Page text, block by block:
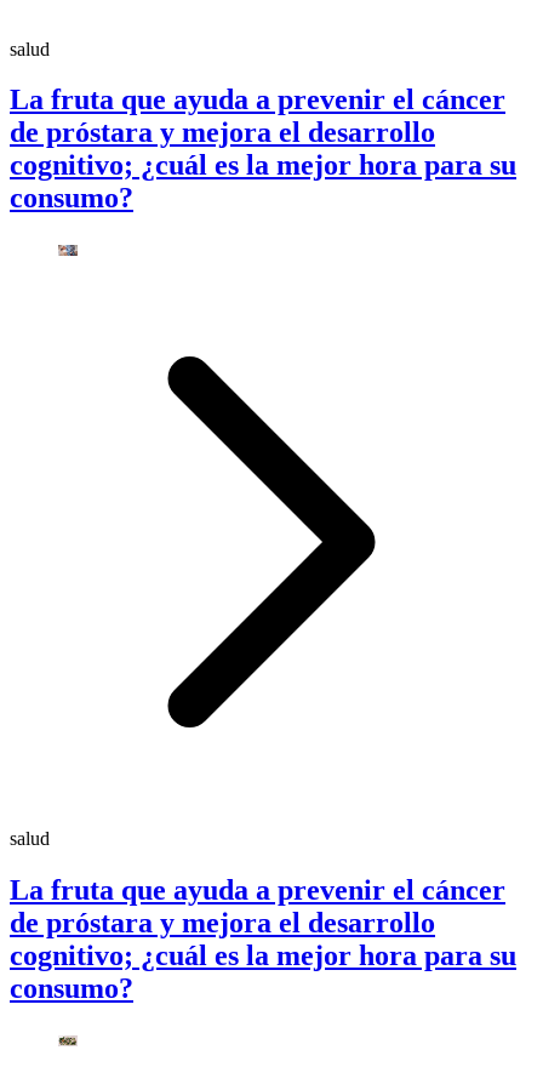
salud
La fruta que ayuda a prevenir el cáncer
de próstara y mejora el desarrollo
cognitivo; ¿cuál es la mejor hora para su
consumo?
salud
La fruta que ayuda a prevenir el cáncer
de próstara y mejora el desarrollo
cognitivo; ¿cuál es la mejor hora para su
consumo?